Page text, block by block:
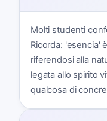
Molti studenti
Ricorda: 'esencia'
riferendosi alla
legata allo spirito
qualcosa di